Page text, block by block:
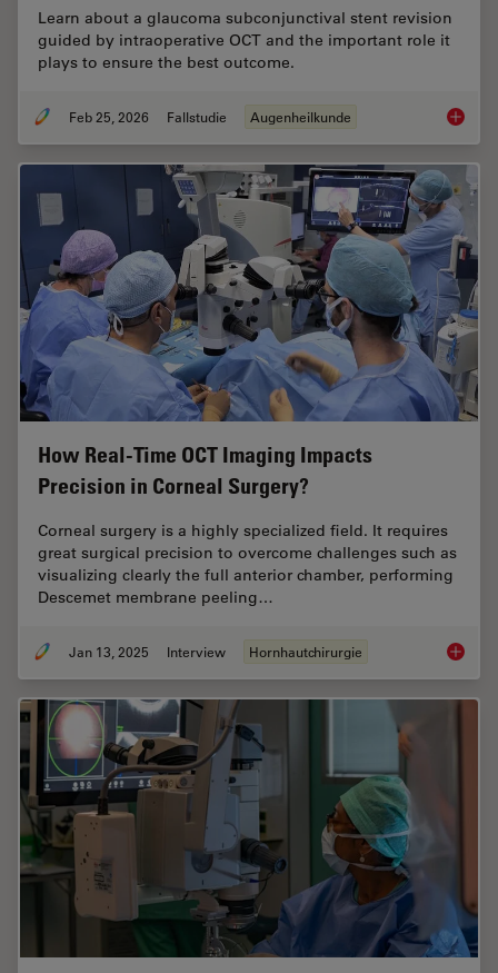
Learn about a glaucoma subconjunctival stent revision
guided by intraoperative OCT and the important role it
plays to ensure the best outcome.
Feb 25, 2026 Fallstudie Augenheilkunde
How Real-Time OCT Imaging Impacts
Precision in Corneal Surgery?
Corneal surgery is a highly specialized field. It requires
great surgical precision to overcome challenges such as
visualizing clearly the full anterior chamber, performing
Descemet membrane peeling…
Jan 13, 2025 Interview Hornhautchirurgie How